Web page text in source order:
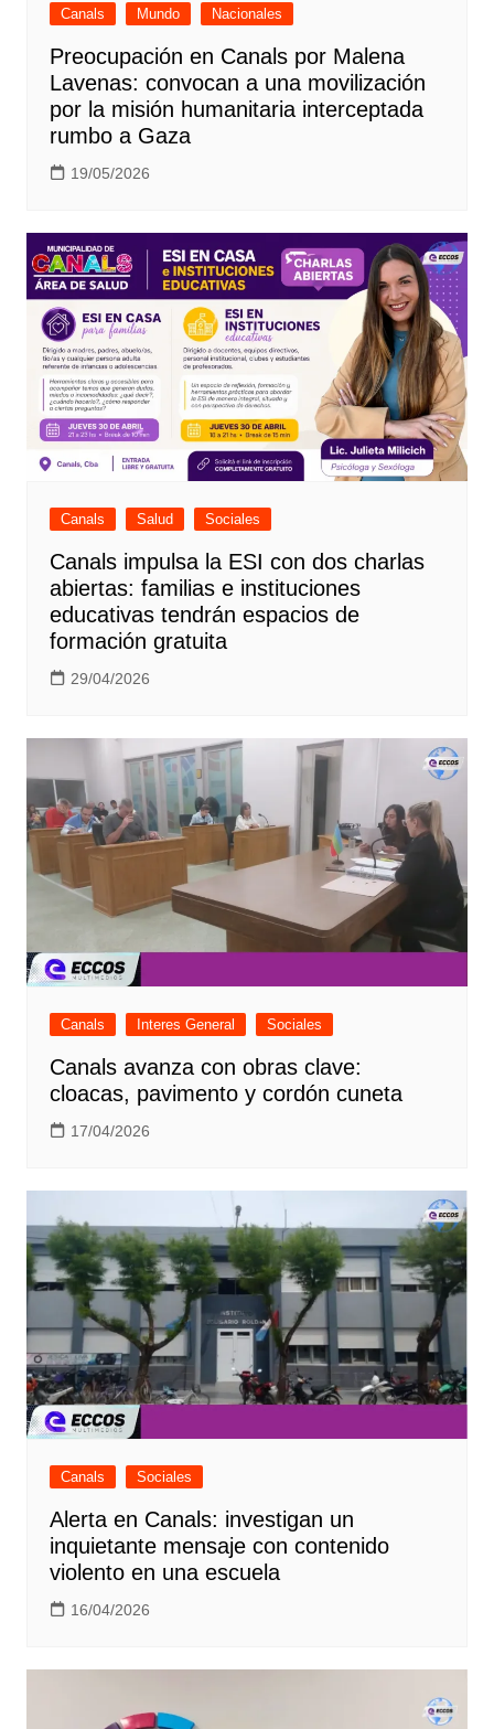
Canals Mundo Nacionales
Preocupación en Canals por Malena
Lavenas: convocan a una movilización
por la misión humanitaria interceptada
rumbo a Gaza
19/05/2026
Canals Salud Sociales
Canals impulsa la ESI con dos charlas
abiertas: familias e instituciones
educativas tendrán espacios de
formación gratuita
29/04/2026
Canals Interes General Sociales
Canals avanza con obras clave:
cloacas, pavimento y cordón cuneta
17/04/2026
Canals Sociales
Alerta en Canals: investigan un
inquietante mensaje con contenido
violento en una escuela
16/04/2026